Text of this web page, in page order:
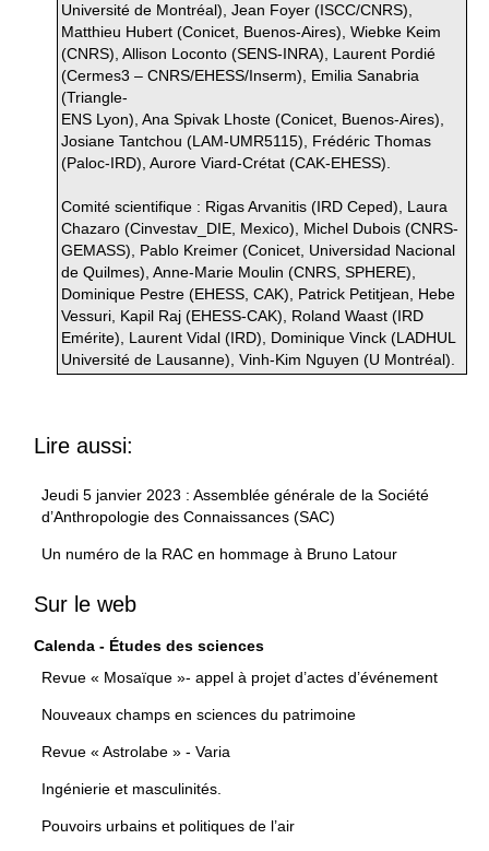
Université de Montréal), Jean Foyer (ISCC/CNRS),
Matthieu Hubert (Conicet, Buenos-Aires), Wiebke Keim
(CNRS), Allison Loconto (SENS-INRA), Laurent Pordié
(Cermes3 – CNRS/EHESS/Inserm), Emilia Sanabria
(Triangle-
ENS Lyon), Ana Spivak Lhoste (Conicet, Buenos-Aires),
Josiane Tantchou (LAM-UMR5115), Frédéric Thomas
(Paloc-IRD), Aurore Viard-Crétat (CAK-EHESS).
Comité scientifique : Rigas Arvanitis (IRD Ceped), Laura
Chazaro (Cinvestav_DIE, Mexico), Michel Dubois (CNRS-
GEMASS), Pablo Kreimer (Conicet, Universidad Nacional
de Quilmes), Anne-Marie Moulin (CNRS, SPHERE),
Dominique Pestre (EHESS, CAK), Patrick Petitjean, Hebe
Vessuri, Kapil Raj (EHESS-CAK), Roland Waast (IRD
Emérite), Laurent Vidal (IRD), Dominique Vinck (LADHUL
Université de Lausanne), Vinh-Kim Nguyen (U Montréal).
Lire aussi:
Jeudi 5 janvier 2023 : Assemblée générale de la Société
d’Anthropologie des Connaissances (SAC)
Un numéro de la RAC en hommage à Bruno Latour
Sur le web
Calenda - Études des sciences
Revue « Mosaïque »- appel à projet d’actes d’événement
Nouveaux champs en sciences du patrimoine
Revue « Astrolabe » - Varia
Ingénierie et masculinités.
Pouvoirs urbains et politiques de l’air